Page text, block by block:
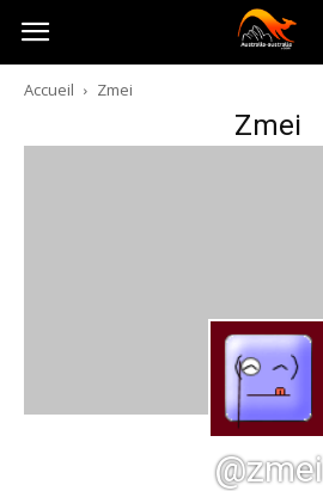
Australia-
australie.com
Accueil Zmei
Zmei
@zmei